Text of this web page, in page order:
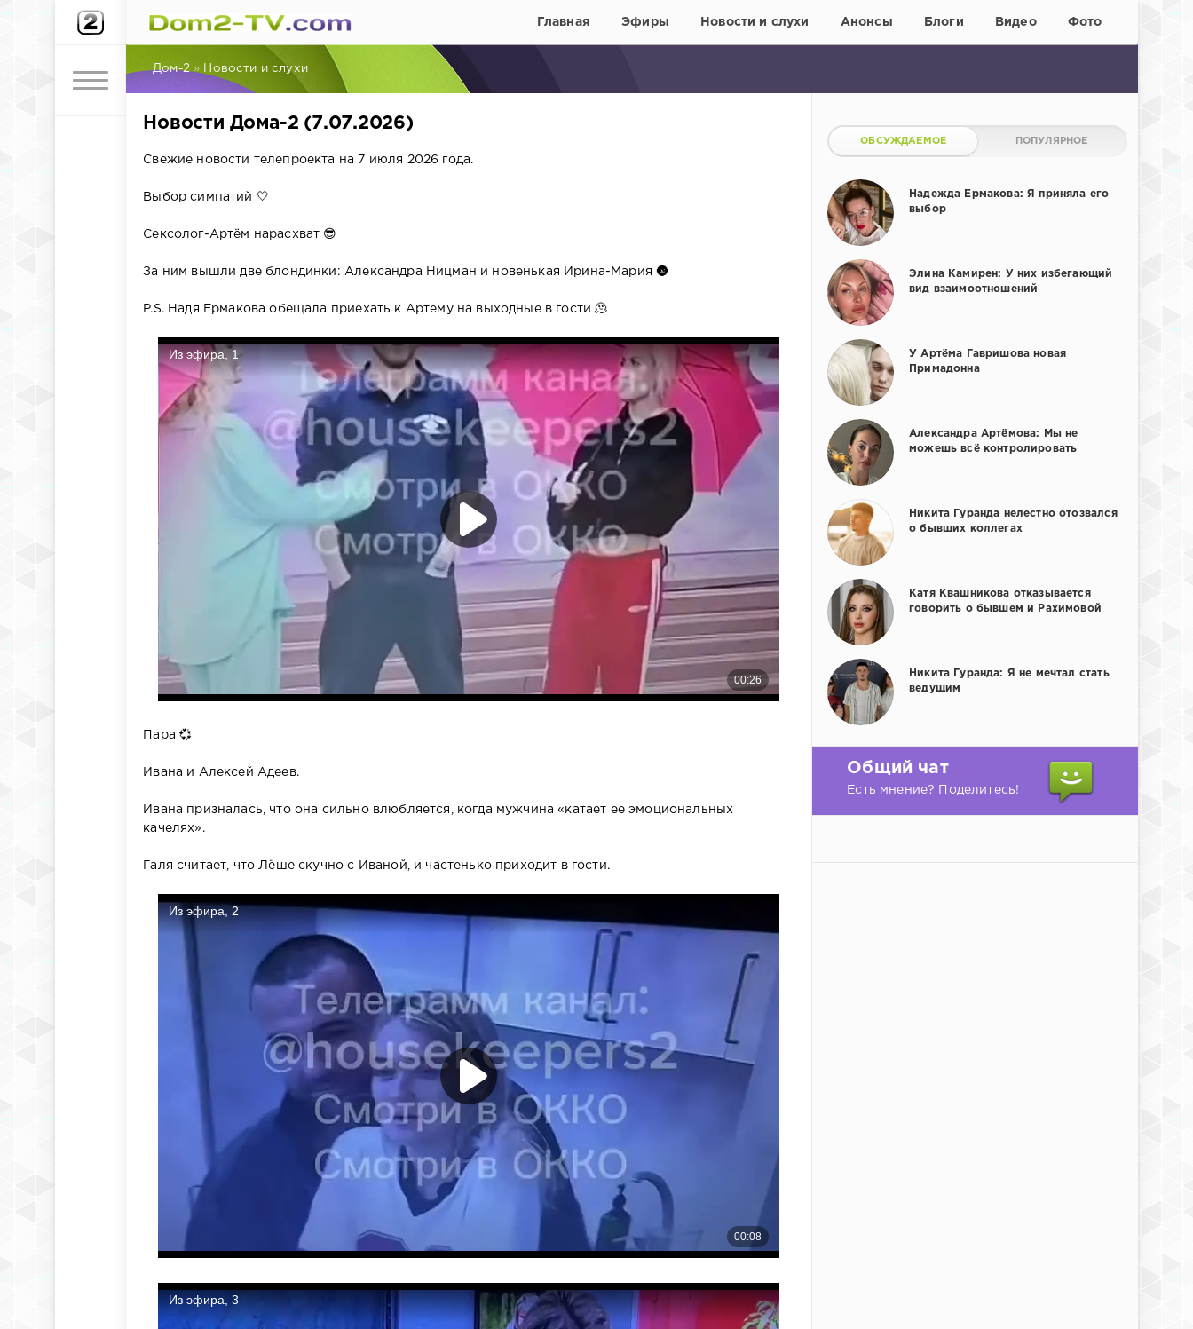
Главная Эфиры Новости и слухи Анонсы Блоги Видео Фото
Дом-2 » Новости и слухи
Новости Дома-2 (7.07.2026)
Свежие новости телепроекта на 7 июля 2026 года.
Выбор симпатий 🤍
Сексолог-Артём нарасхват 😎
За ним вышли две блондинки: Александра Ницман и новенькая Ирина-Мария 🌚
P.S. Надя Ермакова обещала приехать к Артему на выходные в гости 🫠
Пара 💞
Ивана и Алексей Адеев.
Ивана призналась, что она сильно влюбляется, когда мужчина «катает ее эмоциональных
качелях».
Галя считает, что Лёше скучно с Иваной, и частенько приходит в гости.
ОБСУЖДАЕМОЕ ПОПУЛЯРНОЕ
Надежда Ермакова: Я приняла его
выбор
Элина Камирен: У них избегающий
вид взаимоотношений
У Артёма Гавришова новая
Примадонна
Александра Артёмова: Мы не
можешь всё контролировать
Никита Гуранда нелестно отозвался
о бывших коллегах
Катя Квашникова отказывается
говорить о бывшем и Рахимовой
Никита Гуранда: Я не мечтал стать
ведущим
Общий чат
Есть мнение? Поделитесь!